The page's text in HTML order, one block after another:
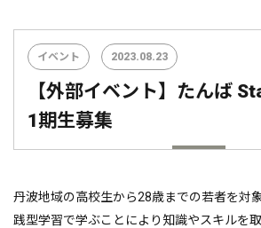
イベント 2023.08.23
【外部イベント】たんば
1期生募集
丹波地域の高校生から28歳までの若者を対
践型学習で学ぶことにより知識やスキルを